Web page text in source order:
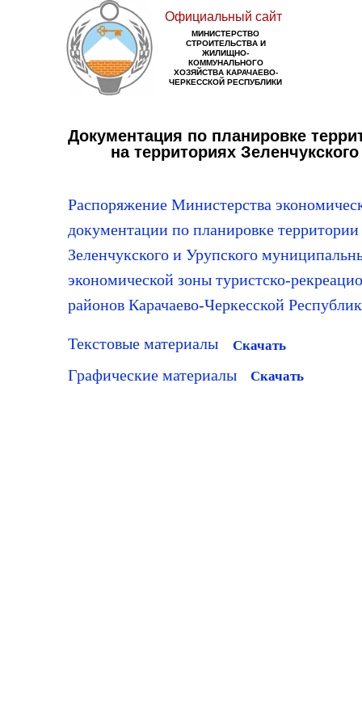
МИНИСТЕРСТВО
СТРОИТЕЛЬСТВА И
ЖИЛИЩНО-
КОММУНАЛЬНОГО
ХОЗЯЙСТВА КАРАЧАЕВО-
ЧЕРКЕССКОЙ РЕСПУБЛИКИ
Официальный сайт
Документация по планировке
на территориях
Распоряжение Министерства
документации по планировке
Зеленчукского и Урупского
экономической зоны туристско-
районов Карачаево-Черкесской
Текстовые материалы
Графические материалы
Скачать
Скачать